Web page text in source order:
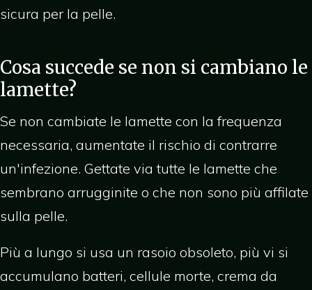
sicura per la pelle.
Cosa succede se non si cambiano le
lamette?
Se non cambiate le lamette con la frequenza
necessaria, aumentate il rischio di contrarre
un'infezione. Gettate via tutte le lamette che
sembrano arrugginite o che non sono più affilate
sulla pelle.
Più a lungo si usa un rasoio obsoleto, più vi si
accumulano batteri, cellule morte, crema da